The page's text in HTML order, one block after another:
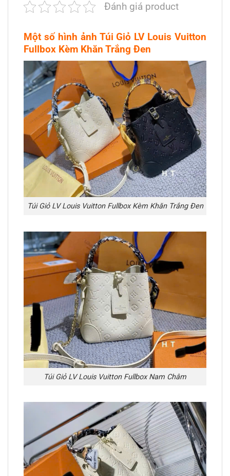
Đánh giá product
Một số hình ảnh Túi Giỏ LV Louis Vuitton
Fullbox Kèm Khăn Trắng Đen
Túi Giỏ LV Louis Vuitton Fullbox Kèm Khăn Trắng Đen
Túi Giỏ LV Louis Vuitton Fullbox Nam Châm